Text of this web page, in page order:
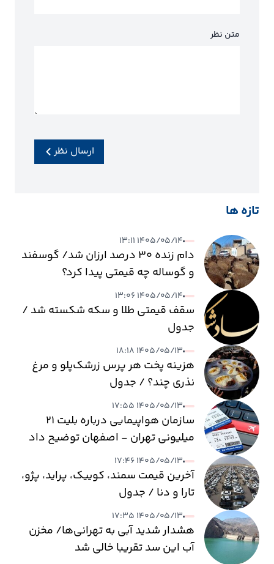
متن نظر
ارسال نظر
تازه ها
۱۴۰۵/۰۵/۱۴ ۱۳:۱۱
دام زنده ۳۰ درصد ارزان شد/ گوسفند
و گوساله چه قیمتی پیدا کرد؟
۱۴۰۵/۰۵/۱۴ ۱۳:۰۶
سقف قیمتی طلا و سکه شکسته شد /
جدول
۱۴۰۵/۰۵/۱۳ ۱۸:۱۸
هزینه پخت هر پرس زرشک‌پلو و مرغ
نذری چند؟ / جدول
۱۴۰۵/۰۵/۱۳ ۱۷:۵۵
سازمان هواپیمایی درباره بلیت ۲۱
میلیونی تهران - اصفهان توضیح داد
۱۴۰۵/۰۵/۱۳ ۱۷:۴۶
آخرین قیمت سمند، کوییک، پراید، پژو،
تارا و دنا / جدول
۱۴۰۵/۰۵/۱۳ ۱۷:۳۵
هشدار شدید آبی به تهرانی‌ها/ مخزن
آب این سد تقریبا خالی شد